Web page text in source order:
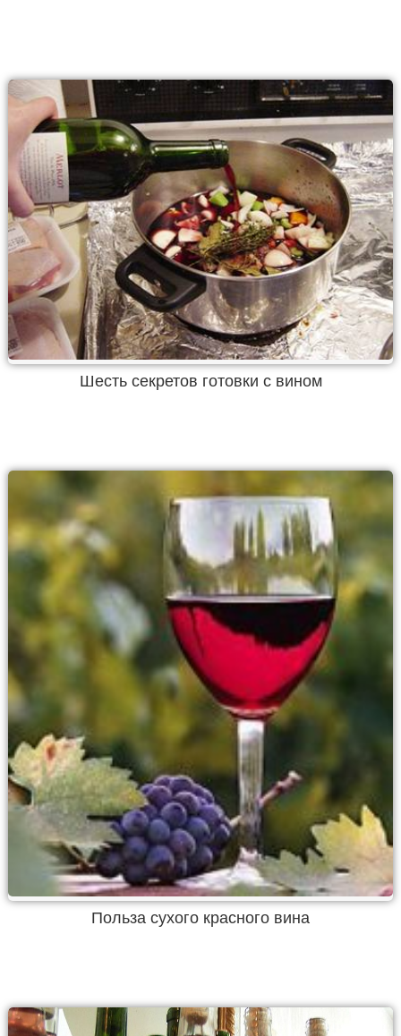
Шесть секретов готовки с вином
Польза сухого красного вина